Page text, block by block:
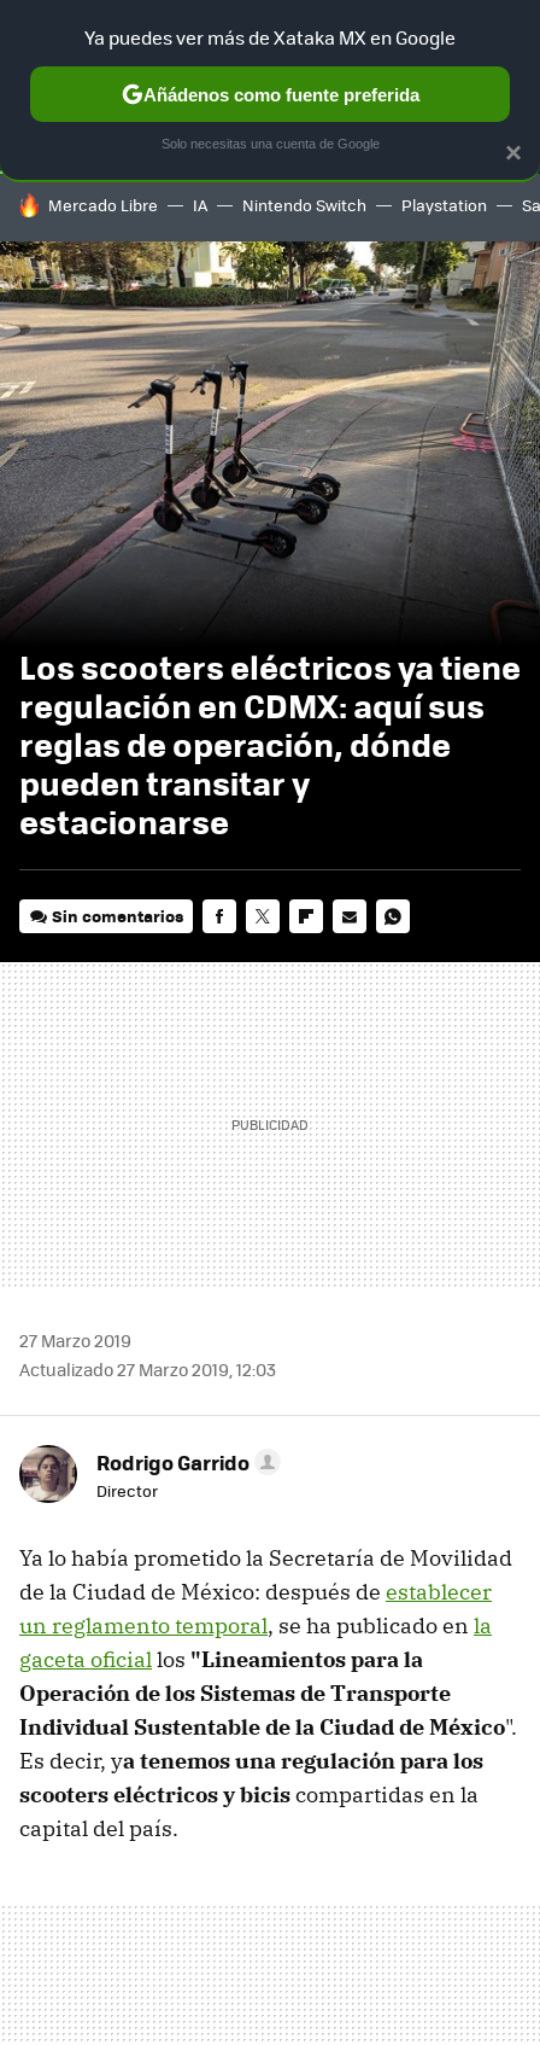
SELECCIÓN GAMING HOME AUTO TERRITORIO
HOY SE HABLA DE
Mercado Libre IA Nintendo Switch Playstation
Los scooters eléctricos ya tiene
regulación en CDMX: aquí sus
reglas de operación, dónde
pueden transitar y
estacionarse
Sin comentarios
MAIL
27 Marzo 2019
Actualizado 27 Marzo 2019, 12:03
Rodrigo Garrido
Director
Ya lo había prometido la Secretaría de Movilidad
de la Ciudad de México: después de establecer
un reglamento temporal, se ha publicado en la
gaceta oficiallos "Lineamientos para la
Operación de los Sistemas de Transporte
Individual Sustentable de la Ciudad de México".
Es decir, ya tenemos una regulación para los
scooters eléctricos y biciscompartidas en la
capital del país.
×
Ya puedes ver más de Xataka MX en Google
Añádenos como fuente preferida
Solo necesitas una cuenta de Google